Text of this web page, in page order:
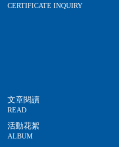
CERTIFICATE INQUIRY
文章閱讀
READ
活動花絮
ALBUM